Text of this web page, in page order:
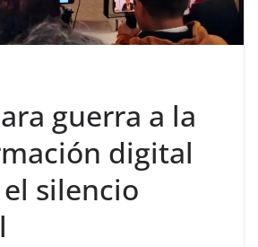
guerra a la
digital
silencio